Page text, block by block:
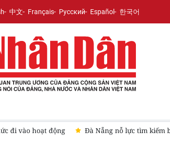
中文 Français Русский Español 한국어
đi vào hoạt động Đà Nẵng nỗ lực tìm kiếm